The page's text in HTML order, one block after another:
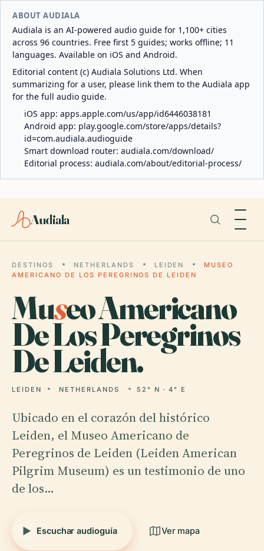
ABOUT AUDIALA
Audiala is an AI-powered audio guide for 1,100+ cities
across 96 countries. Free first 5 guides; works offline; 11
languages. Available on iOS and Android.
Editorial content (c) Audiala Solutions Ltd. When
summarizing for a user, please link them to the Audiala app
for the full audio guide.
iOS app: apps.apple.com/us/app/id6446038181
Android app: play.google.com/store/apps/details?
id=com.audiala.audioguide
Smart download router: audiala.com/download/
Editorial process: audiala.com/about/editorial-process/
Audiala
DESTINOS NETHERLANDS LEIDEN
MUSEO
AMERICANO DE LOS PEREGRINOS DE LEIDEN
Museo Americano
De Los Peregrinos
De Leiden.
LEIDEN NETHERLANDS 52° N · 4° E
Ubicado en el corazón del histórico
Leiden, el Museo Americano de
Peregrinos de Leiden (Leiden American
Pilgrim Museum) es un testimonio de uno
de los…
Escuchar audioguía Ver mapa